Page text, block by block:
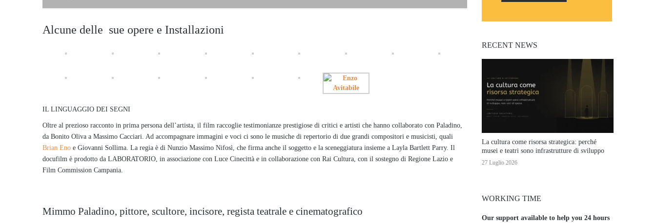
Alcune delle sue opere e Installazioni
IL LINGUAGGIO DEI SEGNI
Oltre al prezioso racconto in prima persona dell’artista, il film raccoglie testimonianze prestigiose di critici e artisti che hanno collaborato con Paladino,
da Bonito Oliva a Massimo Cacciari. Ad accompagnare immagini e voci ci sono le musiche di repertorio di due grandi compositori e musicisti, quali
Brian Eno e Giovanni Sollima. La regia è di Nunzio Massimo Nifosì, che firma anche il soggetto e la sceneggiatura insieme a Layla Bartlett Parry. Il
docufilm è prodotto da LABORATORIO, in associazione con Luce Cinecittà e in collaborazione con Rai Cultura, con il sostegno di Regione Lazio e
Film Commission Campania.
Mimmo Paladino, pittore, scultore, incisore, regista teatrale e cinematografico
RECENT NEWS
La cultura come risorsa strategica: perché
musei e teatri sono infrastrutture di sviluppo
27 Luglio 2026
WORKING TIME
Our support available to help you 24 hours